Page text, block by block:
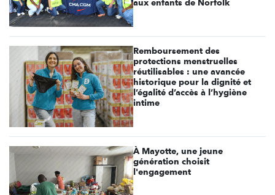
aux enfants de Norfolk
Remboursement des
protections menstruelles
réutilisables : une avancée
historique pour la dignité et
l’égalité d’accès à l’hygiène
intime
À Mayotte, une jeune
génération choisit
l'engagement